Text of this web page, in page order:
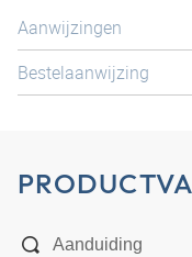
Aanwijzingen
Bestelaanwijzing